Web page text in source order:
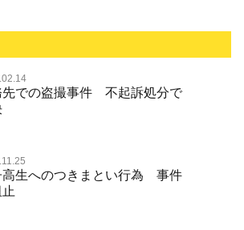
争防止法
入等
損・侮辱
違反
書行使
標法違反
辱
先での盗撮事件 不起訴処分で
高生へのつきまとい行為 事件